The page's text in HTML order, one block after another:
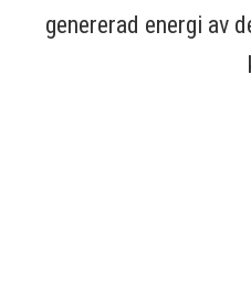
genererad energi av